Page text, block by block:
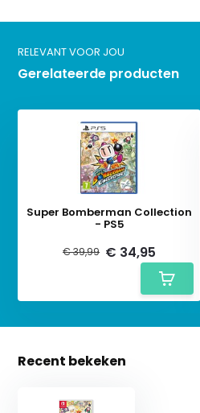
RELEVANT VOOR JOU
Gerelateerde producten
Super Bomberman Collection
- PS5
€ 39,99 € 34,95
Recent bekeken